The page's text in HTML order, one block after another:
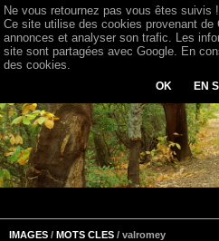
IMAGES / MOTS CLES / valromey
Ne vous retournez pas vous êtes suivis !
Ce site utilise des cookies provenant de
annonces et analyser son trafic. Les
site sont partagées avec Google. En
des cookies.
OK EN